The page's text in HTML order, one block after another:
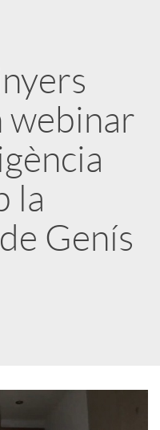
webinar
la
Genís